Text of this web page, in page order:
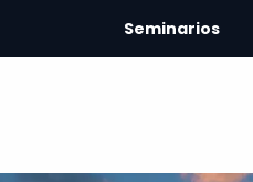
Seminarios